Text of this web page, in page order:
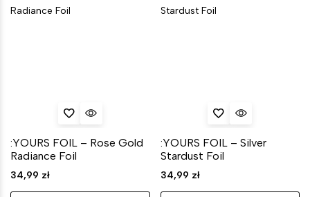
:YOURS FOIL – Rose Gold
Radiance Foil
34,99 zł
:YOURS FOIL – Silver
Stardust Foil
34,99 zł